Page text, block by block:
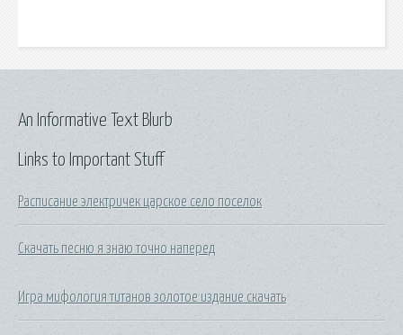
Links to Important Stuff
Расписание электричек царское село поселок
Скачать песню я знаю точно наперед
Игра мифология титанов золотое издание скачать
An Informative Text Blurb